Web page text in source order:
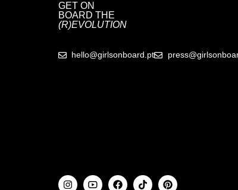
GET ON
BOARD THE
(R)EVOLUTION
hello@girlsonboard.pt